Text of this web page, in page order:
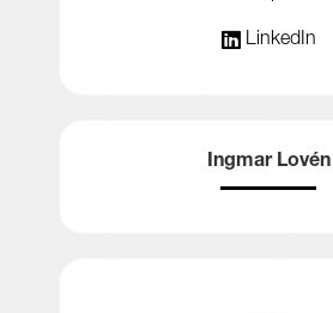
LinkedIn
Ingmar Lovén